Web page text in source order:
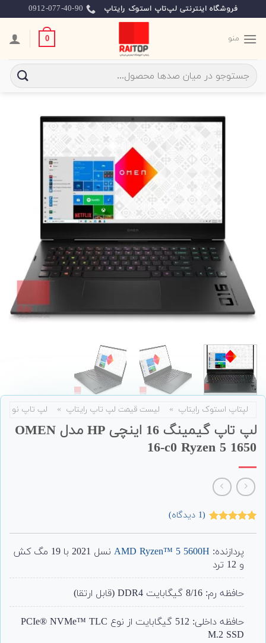
to
content
فروشگاه اینترنتی لپ‌تاپ استوک رایتاپ 0912-077-40-90
منو 0
جستجو
برای:
لپتاپ استوک رایتاپ » لیست قیمت لپ تاپ رایتاپ » لپ تاپ نو
لپ تاپ گیمینگ 16 اینچی HP مدل OMEN
16-c0 Ryzen 5 1650
مشتری
(
1 دیدگاه)
پردازنده: AMD Ryzen™ 5 5600H
نسل 2021 با 19 مگ کش
و 12 ترد
حافظه رم: 8/16 گیگابایت DDR4 (قابل ارتقا)
حافظه داخلی: 512 گیگابایت از نوع PCIe® NVMe™ TLC
M.2 SSD